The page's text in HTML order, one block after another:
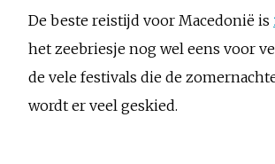
De beste reistijd voor Macedonië is
het zeebriesje nog wel eens voor
de vele festivals die de
wordt er veel geskied.